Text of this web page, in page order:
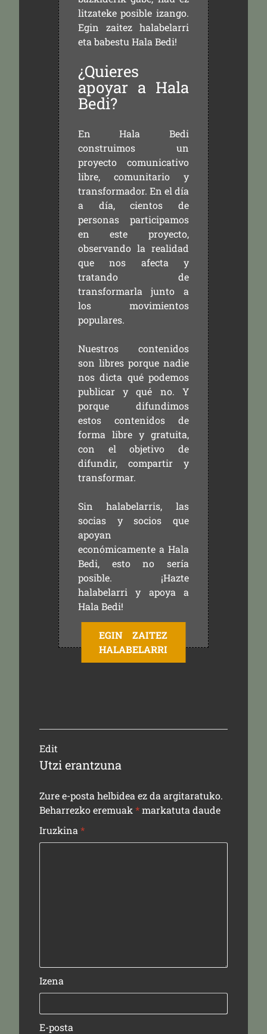
litzateke posible izango.
Egin zaitez halabelarri
eta babestu Hala Bedi!
¿Quieres
apoyar a Hala
Bedi?
En Hala Bedi
construimos un
proyecto comunicativo
libre, comunitario y
transformador. En el día
a día, cientos de
personas participamos
en este proyecto,
observando la realidad
que nos afecta y
tratando de
transformarla junto a
los movimientos
populares.
Nuestros contenidos
son libres porque nadie
nos dicta qué podemos
publicar y qué no. Y
porque difundimos
estos contenidos de
forma libre y gratuita,
con el objetivo de
difundir, compartir y
transformar.
Sin halabelarris, las
socias y socios que
apoyan
económicamente a Hala
Bedi, esto no sería
posible. ¡Hazte
halabelarri y apoya a
Hala Bedi!
EGIN ZAITEZ
HALABELARRI
Edit
Utzi erantzuna
Zure e-posta helbidea ez da argitaratuko.
Beharrezko eremuak *markatuta daude
Iruzkina *
Izena
E-posta